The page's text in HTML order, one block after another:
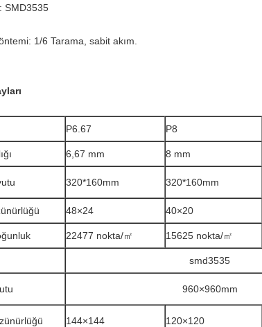
SMD3535
1/6 Tarama, sabit akım.
P6.67 P8
6,67 mm 8 mm
320*160mm 320*160mm
48×24 40×20
22477 nokta/㎡ 15625 nokta/㎡
smd3535
960×960mm
144×144 120×120